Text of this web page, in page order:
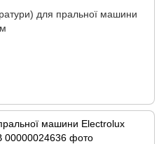
для пральної машини